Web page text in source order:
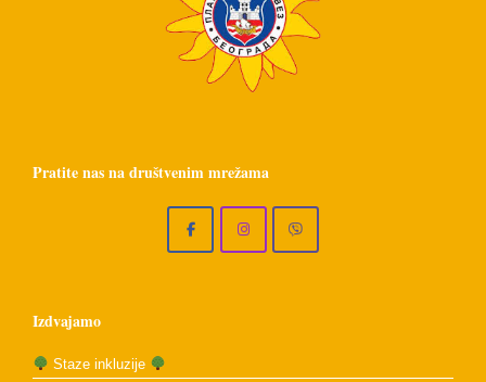
Pratite nas na društvenim mrežama
Izdvajamo
Staze inkluzije